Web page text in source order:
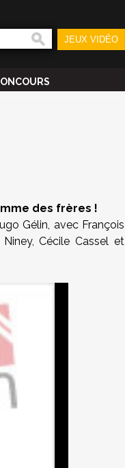
JEUX VIDÉO
des frères !
Gélin, avec François
Cécile Cassel et